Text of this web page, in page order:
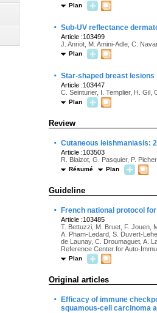
Plan
· Sub-UV reflectance
Article :103499
J. Anriot, M. Amini-Adle, C.
Plan
· Star-shaped breast lesions
Article :103447
C. Seinturier, I. Templier, H. Gil,
Plan
Review
· Cutaneous leishmaniasis:
Article :103503
R. Blaizot, G. Pasquier, P.
Résumé Plan
Guideline
· French national protocol
Article :103485
T. Bettuzzi, M. Bruet, F. Jouen,
A. Pham-Ledard, S. Duvert-
de Launay, C. Droumaguet, A.
Reference Center for Auto-
Plan
Original articles
·
Efficacy of immune
squamous-cell carcinoma